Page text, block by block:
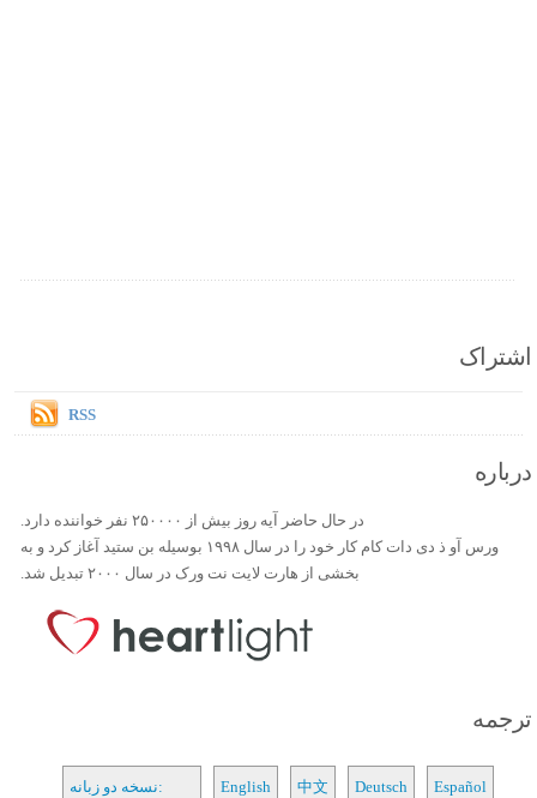
اشتراک
RSS
درباره
در حال حاضر آیه روز بیش از ۲۵۰۰۰۰ نفر خواننده دارد.
ورس آو ذ دی دات کام کار خود را در سال ۱۹۹۸ بوسیله بن ستید آغاز کرد و به
بخشی از هارت لایت نت ورک در سال ۲۰۰۰ تبدیل شد.
ترجمه
نسخه دو زبانه: English 中文 Deutsch Español